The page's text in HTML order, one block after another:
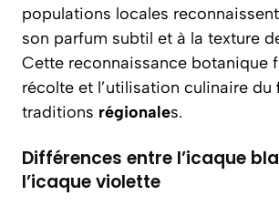
populations locales reconnaissent
son parfum subtil et à la texture
Cette reconnaissance botanique
récolte et l’utilisation culinaire du
traditions régionales.
Différences entre l’icaque
l’icaque violette